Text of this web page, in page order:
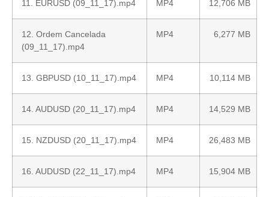
11. EURUSD (09_11_17).mp4 MP4 12,706 MB
12. Ordem Cancelada
(09_11_17).mp4
MP4 6,277 MB
13. GBPUSD (10_11_17).mp4 MP4 10,114 MB
14. AUDUSD (20_11_17).mp4 MP4 14,529 MB
15. NZDUSD (20_11_17).mp4 MP4 26,483 MB
16. AUDUSD (22_11_17).mp4 MP4 15,904 MB